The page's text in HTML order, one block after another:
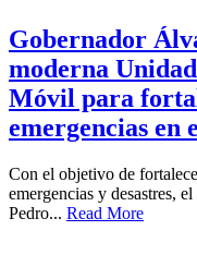
Gobernador
moderna
Móvil para
emergencias en
Con el objetivo de
emergencias y desastres,
Pedro... Read More